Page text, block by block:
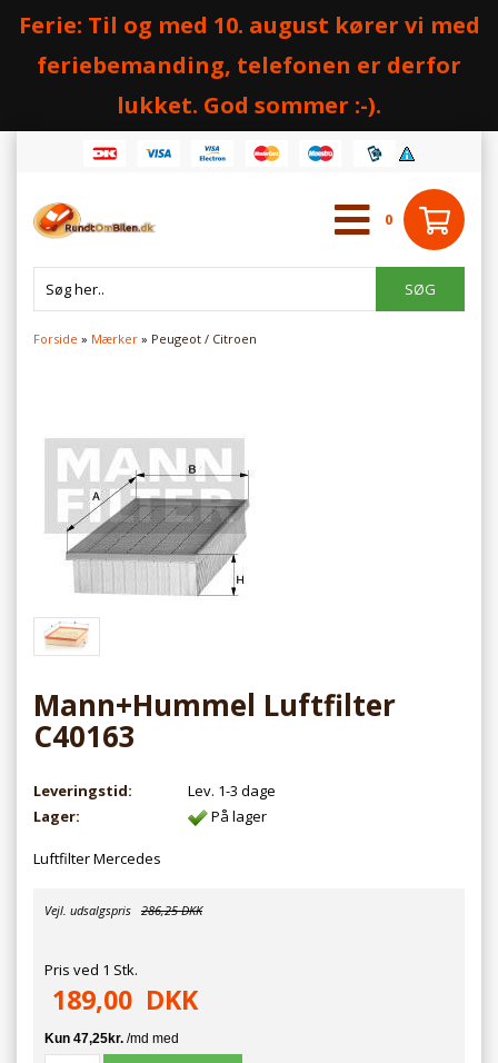
Ferie: Til og med 10. august kører vi med
feriebemanding, telefonen er derfor
lukket. God sommer :-).
0
Forside » Mærker » Peugeot / Citroen
Mann+Hummel Luftfilter
C40163
Leveringstid:
Lev. 1-3 dage
Lager:
På lager
Luftfilter Mercedes
Vejl. udsalgspris 286,25 DKK
Pris ved 1 Stk.
189,00 DKK